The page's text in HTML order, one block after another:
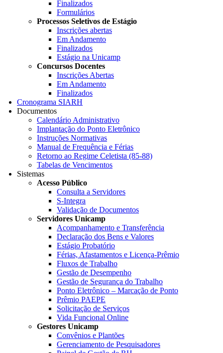
Finalizados
Formulários
Processos Seletivos de Estágio
Inscrições abertas
Em Andamento
Finalizados
Estágio na Unicamp
Concursos Docentes
Inscrições Abertas
Em Andamento
Finalizados
Cronograma SIARH
Documentos
Calendário Administrativo
Implantação do Ponto Eletrônico
Instruções Normativas
Manual de Frequência e Férias
Retorno ao Regime Celetista (85-88)
Tabelas de Vencimentos
Sistemas
Acesso Público
Consulta a Servidores
S-Integra
Validação de Documentos
Servidores Unicamp
Acompanhamento e Transferência
Declaração dos Bens e Valores
Estágio Probatório
Férias, Afastamentos e Licença-Prêmio
Fluxos de Trabalho
Gestão de Desempenho
Gestão de Segurança do Trabalho
Ponto Eletrônico – Marcação de Ponto
Prêmio PAEPE
Solicitação de Serviços
Vida Funcional Online
Gestores Unicamp
Convênios e Plantões
Gerenciamento de Pesquisadores